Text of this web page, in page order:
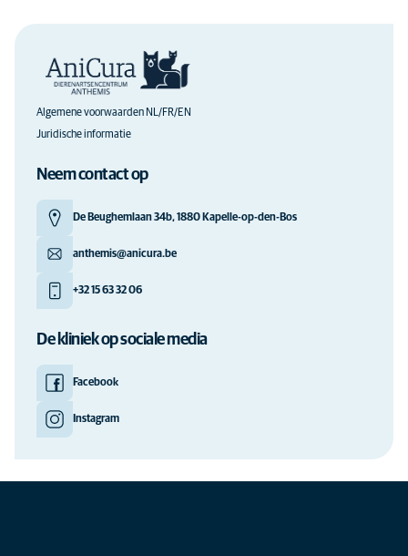
Algemene voorwaarden NL/FR/EN
Juridische informatie
Neem contact op
De Beughemlaan 34b, 1880 Kapelle-op-den-Bos
anthemis@anicura.be
+32 15 63 32 06
De kliniek op sociale media
Facebook
Instagram